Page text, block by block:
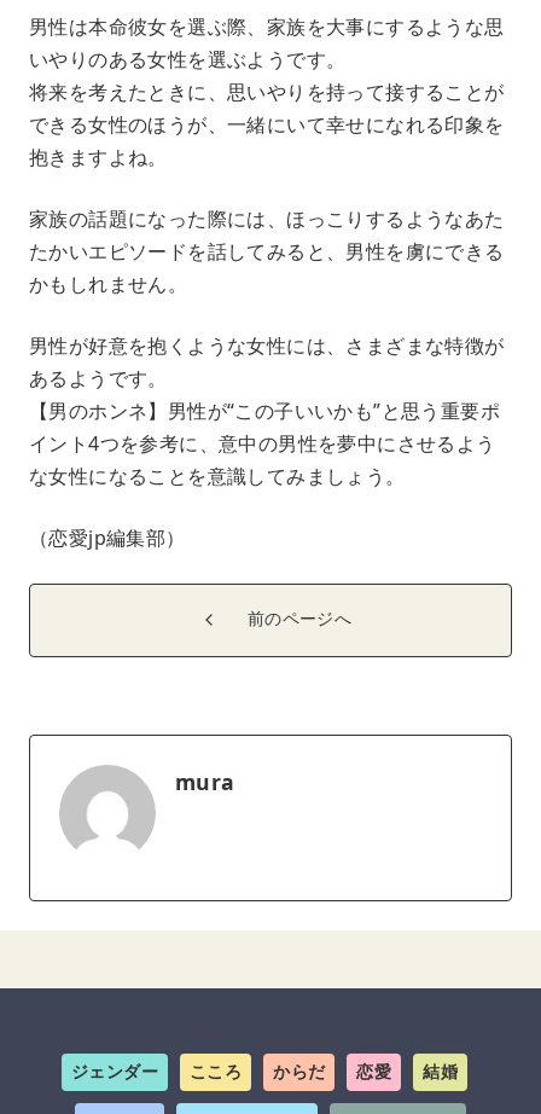
男性は本命彼女を選ぶ際、家族を大事にするような思
いやりのある女性を選ぶようです。
将来を考えたときに、思いやりを持って接することが
できる女性のほうが、一緒にいて幸せになれる印象を
抱きますよね。
家族の話題になった際には、ほっこりするようなあた
たかいエピソードを話してみると、男性を虜にできる
かもしれません。
男性が好意を抱くような女性には、さまざまな特徴が
あるようです。
【男のホンネ】男性が“この子いいかも”と思う重要ポ
イント4つを参考に、意中の男性を夢中にさせるよう
な女性になることを意識してみましょう。
（恋愛jp編集部）
前のページへ
mura
ジェンダー こころ からだ 恋愛 結婚